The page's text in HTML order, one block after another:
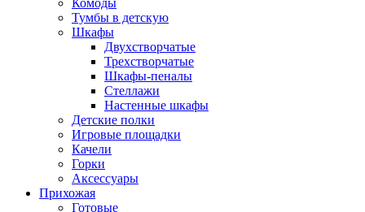
Комоды
Тумбы в детскую
Шкафы
Двухстворчатые
Трехстворчатые
Шкафы-пеналы
Стеллажи
Настенные шкафы
Детские полки
Игровые площадки
Качели
Горки
Аксессуары
Прихожая
Готовые